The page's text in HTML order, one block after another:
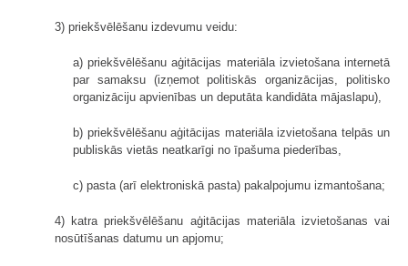
3) priekšvēlēšanu izdevumu veidu:
a) priekšvēlēšanu aģitācijas materiāla izvietošana internetā
par samaksu (izņemot politiskās organizācijas, politisko
organizāciju apvienības un deputāta kandidāta mājaslapu),
b) priekšvēlēšanu aģitācijas materiāla izvietošana telpās un
publiskās vietās neatkarīgi no īpašuma piederības,
c) pasta (arī elektroniskā pasta) pakalpojumu izmantošana;
4) katra priekšvēlēšanu aģitācijas materiāla izvietošanas vai
nosūtīšanas datumu un apjomu;